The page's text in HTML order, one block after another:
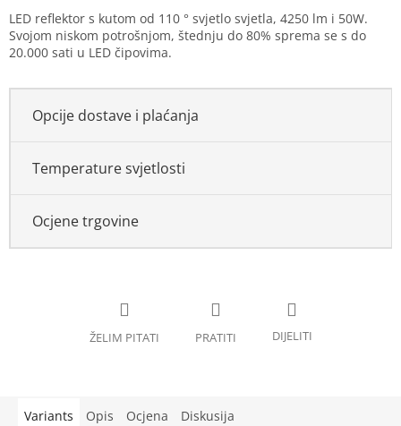
Measure
price:
LED reflektor s kutom od 110 ° svjetlo svjetla, 4250 lm i 50W.
Svojom niskom potrošnjom, štednju do 80% sprema se s do
20.000 sati u LED čipovima.
Opcije dostave i plaćanja
Temperature svjetlosti
Ocjene trgovine
Variants Opis Ocjena Diskusija